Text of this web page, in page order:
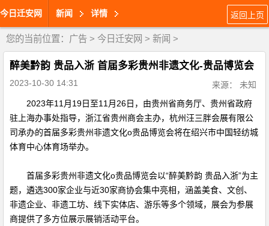
今日迁安网 新闻 详情 返回上页
您的当前位置： 广告 > 今日迁安网 > 新闻 >
醉美黔韵 贵品入浙 首届多彩贵州非遗文化-贵品博览会
2023-10-30 14:31
来源： 未知
2023年11月19日至11月26日，由贵州省商务厅、贵州省政府
驻上海办事处指导，浙江省贵州商会主办，杭州汪三胖会展有限公
司承办的首届多彩贵州非遗文化o贵品博览会将在绍兴市中国轻纺城
体育中心体育场举办。
首届多彩贵州非遗文化o贵品博览会以“醉美黔韵 贵品入浙”为主
题，遴选300家企业与近30家商协会集中亮相，涵盖美食、文创、
非遗企业、非遗工坊、线下实体店、游乐等多个领域，展会为参展
商提供了多方位展示展销活动平台。